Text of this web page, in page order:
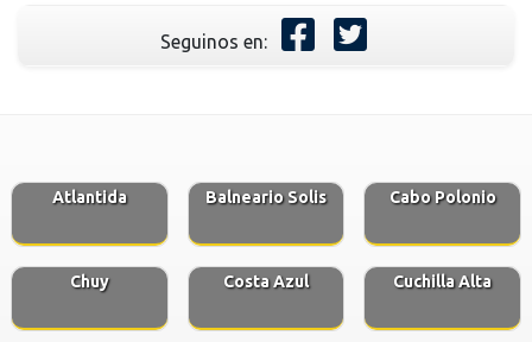
Seguinos en:
Atlantida Balneario Solis Cabo Polonio
Chuy Costa Azul Cuchilla Alta